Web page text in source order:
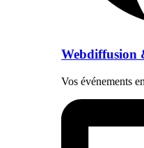
Webdiffusion
Vos événements